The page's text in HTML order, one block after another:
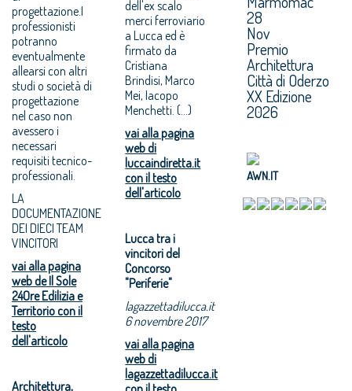
progettazione.I
professionisti
potranno
eventualmente
allearsi con altri
studi o società di
progettazione
nel caso non
avessero i
necessari
requisiti tecnico-
professionali.
LA
DOCUMENTAZIONE
DEI DIECI TEAM
VINCITORI
vai alla pagina
web de Il Sole
24Ore Edilizia e
Territorio con il
testo
dell'articolo
Architettura,
dell'ex scalo
merci ferroviario
a Lucca ed è
firmato da
Cristiana
Brindisi, Marco
Mei, Iacopo
Menchetti. (...)
vai alla pagina
web di
luccaindiretta.it
con il testo
dell'articolo
Lucca tra i
vincitori del
Concorso
"Periferie"
lagazzettadilucca.it
6 novembre 2017
vai alla pagina
web di
lagazzettadilucca.it
28
Nov
Premio
Architettura
Città di Oderzo
XX Edizione
2026
AWN.IT